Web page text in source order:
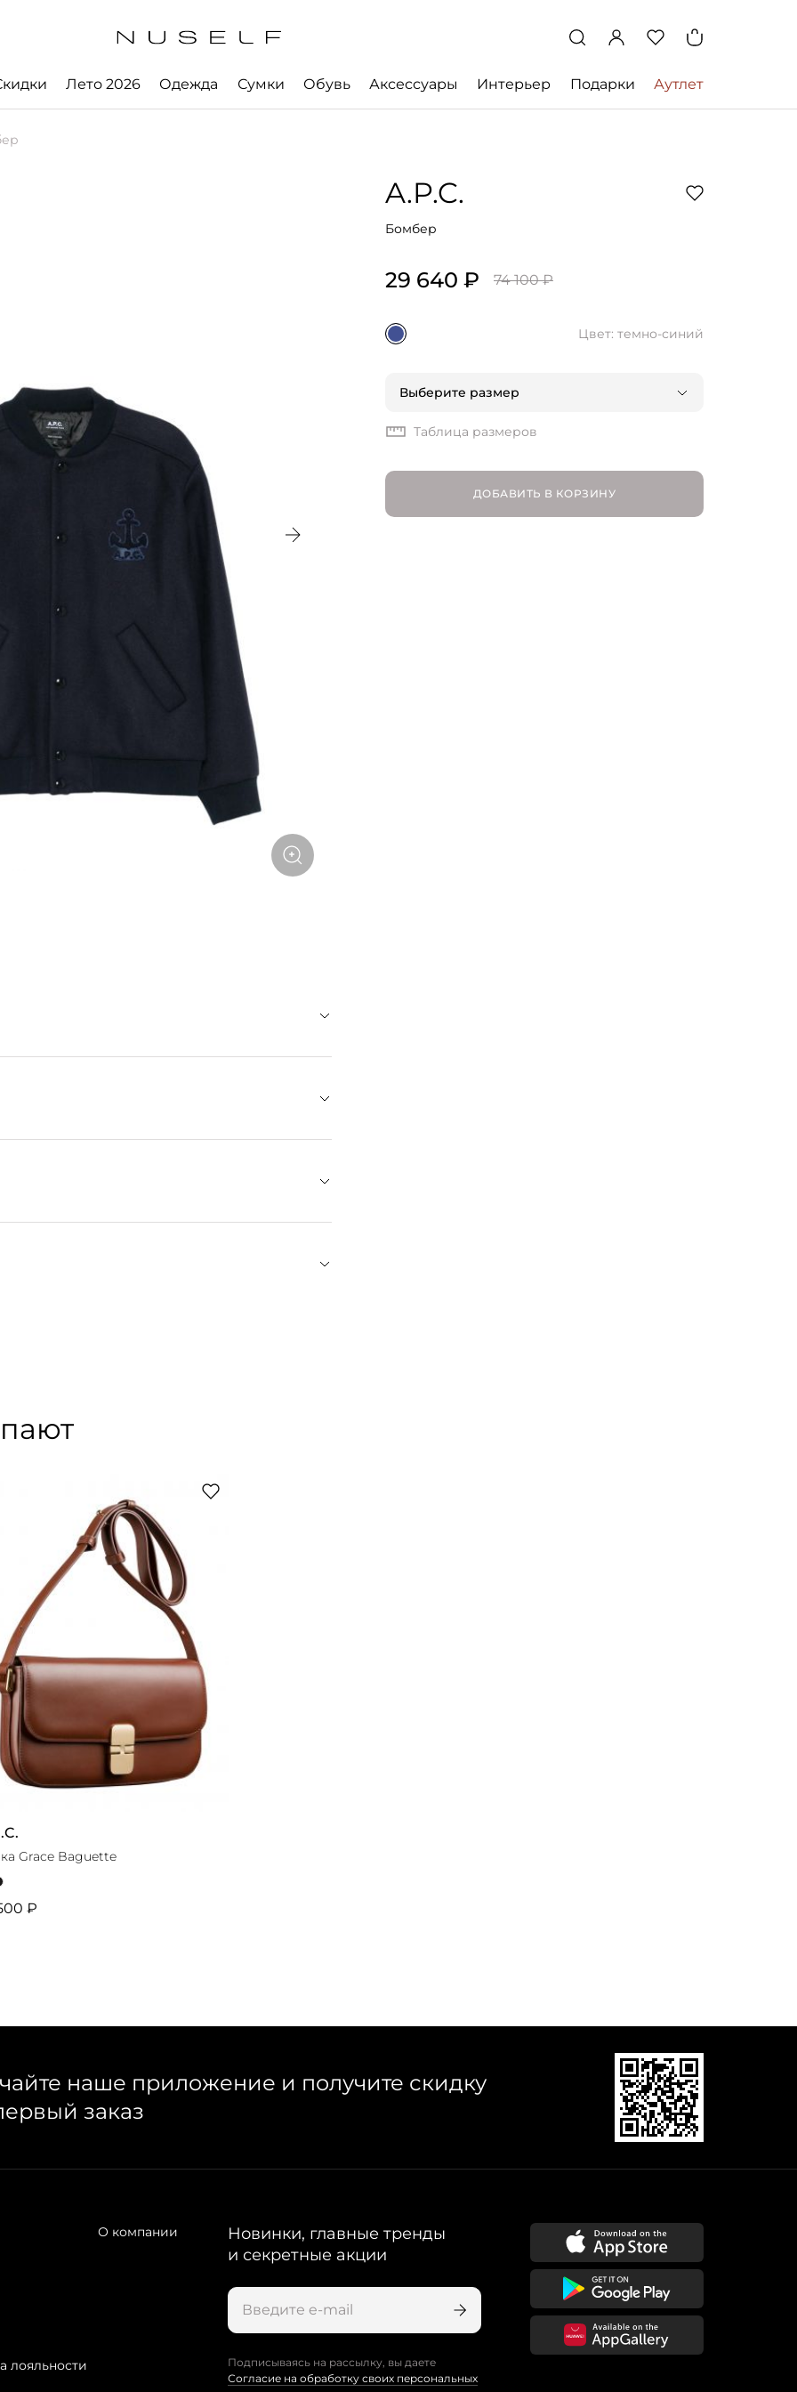
Лето 2026 Одежда Сумки Обувь Аксессуары Интерьер Подарки Аутлет
A.P.C.
Бомбер
29 640 ₽ 74 100 ₽
Цвет: темно-синий
Выберите размер
S | RU 44
M | RU 46
Таблица размеров
ДОБАВИТЬ В КОРЗИНУ
Grace Baguette
₽
наше приложение и получите скидку
заказ
лояльности
О компании
Новинки, главные тренды
и секретные акции
Подписываясь на рассылку, вы даете
Согласие на обработку своих персональных